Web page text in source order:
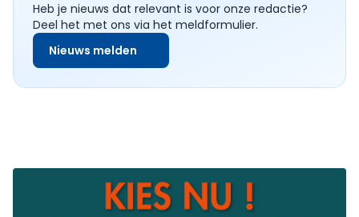
Heb je nieuws dat relevant is voor onze redactie?
Deel het met ons via het meldformulier.
Nieuws melden